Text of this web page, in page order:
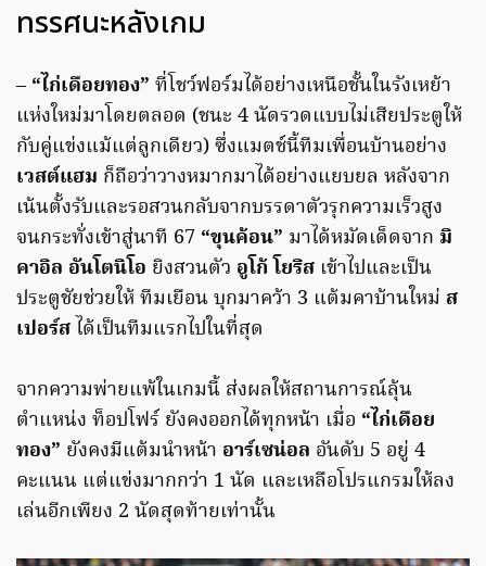
ทรรศนะหลังเกม
– “ไก่เดือยทอง” ที่โชว์ฟอร์มได้อย่างเหนือชั้นในรังเหย้า
แห่งใหม่มาโดยตลอด (ชนะ 4 นัดรวดแบบไม่เสียประตูให้
กับคู่แข่งแม้แต่ลูกเดียว) ซึ่งแมตช์นี้ทีมเพื่อนบ้านอย่าง
เวสต์แฮม ก็ถือว่าวางหมากมาได้อย่างแยบยล หลังจาก
เน้นตั้งรับและรอสวนกลับจากบรรดาตัวรุกความเร็วสูง
จนกระทั่งเข้าสู่นาที 67 “ขุนค้อน” มาได้หมัดเด็ดจาก มิ
คาอิล อันโตนิโอ ยิงสวนตัว อูโก้ โยริส เข้าไปและเป็น
ประตูชัยช่วยให้ ทีมเยือน บุกมาคว้า 3 แต้มคาบ้านใหม่ ส
เปอร์ส ได้เป็นทีมแรกไปในที่สุด
จากความพ่ายแพ้ในเกมนี้ ส่งผลให้สถานการณ์ลุ้น
ตำแหน่ง ท็อปโฟร์ ยังคงออกได้ทุกหน้า เมื่อ “ไก่เดือย
ทอง” ยังคงมีแต้มนำหน้า อาร์เซน่อล อันดับ 5 อยู่ 4
คะแนน แต่แข่งมากกว่า 1 นัด และเหลือโปรแกรมให้ลง
เล่นอีกเพียง 2 นัดสุดท้ายเท่านั้น